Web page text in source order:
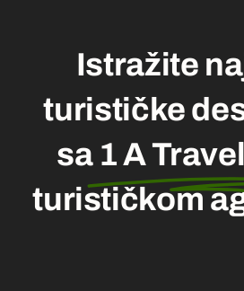
Istražite
turističke
sa 1 A
turističkom